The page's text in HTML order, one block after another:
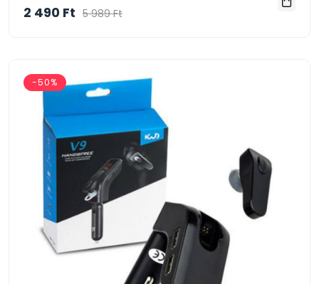
2 490 Ft 5 989 Ft
-50%